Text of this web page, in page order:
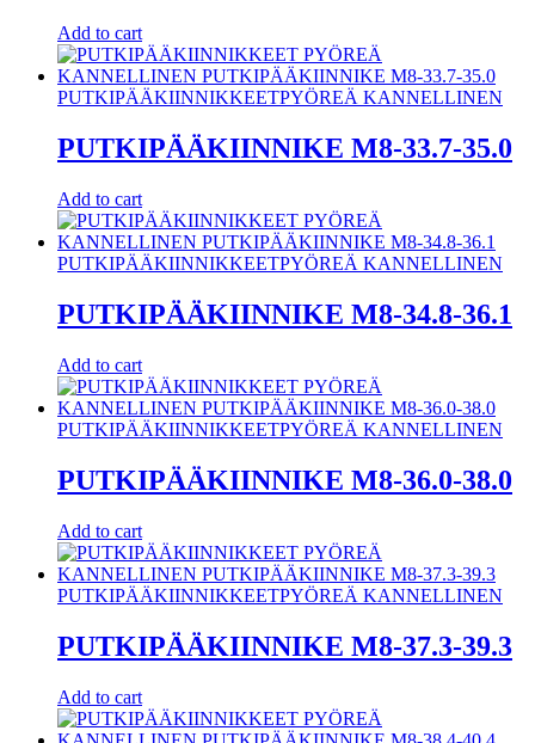
Add to cart
PUTKIPÄÄKIINNIKKEETPYÖREÄ KANNELLINEN
PUTKIPÄÄKIINNIKE M8-33.7-35.0
Add to cart
PUTKIPÄÄKIINNIKKEETPYÖREÄ KANNELLINEN
PUTKIPÄÄKIINNIKE M8-34.8-36.1
Add to cart
PUTKIPÄÄKIINNIKKEETPYÖREÄ KANNELLINEN
PUTKIPÄÄKIINNIKE M8-36.0-38.0
Add to cart
PUTKIPÄÄKIINNIKKEETPYÖREÄ KANNELLINEN
PUTKIPÄÄKIINNIKE M8-37.3-39.3
Add to cart